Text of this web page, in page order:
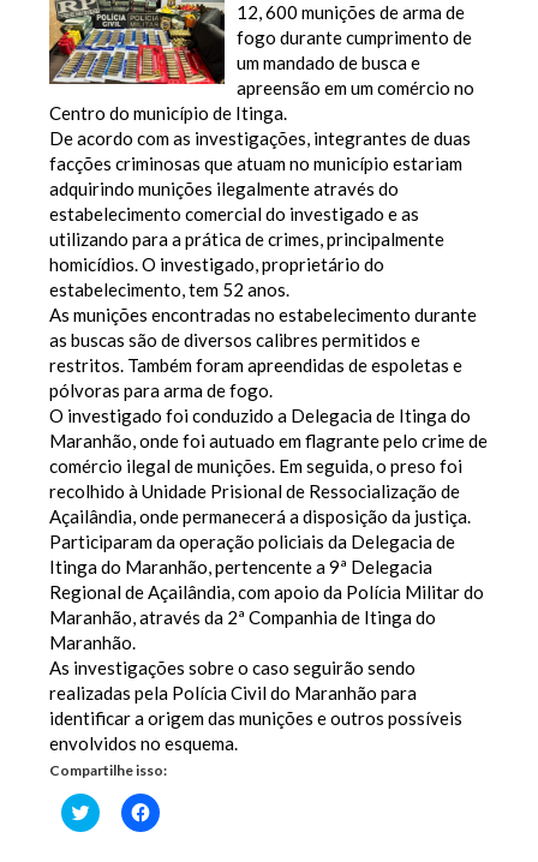
12, 600 munições de arma de
fogo durante cumprimento de
um mandado de busca e
apreensão em um comércio no
Centro do município de Itinga.
De acordo com as investigações, integrantes de duas
facções criminosas que atuam no município estariam
adquirindo munições ilegalmente através do
estabelecimento comercial do investigado e as
utilizando para a prática de crimes, principalmente
homicídios. O investigado, proprietário do
estabelecimento, tem 52 anos.
As munições encontradas no estabelecimento durante
as buscas são de diversos calibres permitidos e
restritos. Também foram apreendidas de espoletas e
pólvoras para arma de fogo.
O investigado foi conduzido a Delegacia de Itinga do
Maranhão, onde foi autuado em flagrante pelo crime de
comércio ilegal de munições. Em seguida, o preso foi
recolhido à Unidade Prisional de Ressocialização de
Açailândia, onde permanecerá a disposição da justiça.
Participaram da operação policiais da Delegacia de
Itinga do Maranhão, pertencente a 9ª Delegacia
Regional de Açailândia, com apoio da Polícia Militar do
Maranhão, através da 2ª Companhia de Itinga do
Maranhão.
As investigações sobre o caso seguirão sendo
realizadas pela Polícia Civil do Maranhão para
identificar a origem das munições e outros possíveis
envolvidos no esquema.
Compartilhe isso:
Clique
para
Clique
para